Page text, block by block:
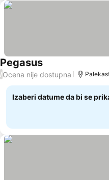
Pegasus
/Ocena nije dostupna
Izaberi datume da bi se